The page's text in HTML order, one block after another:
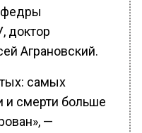
доктор
Аграновский.
самых
и смерти больше
—